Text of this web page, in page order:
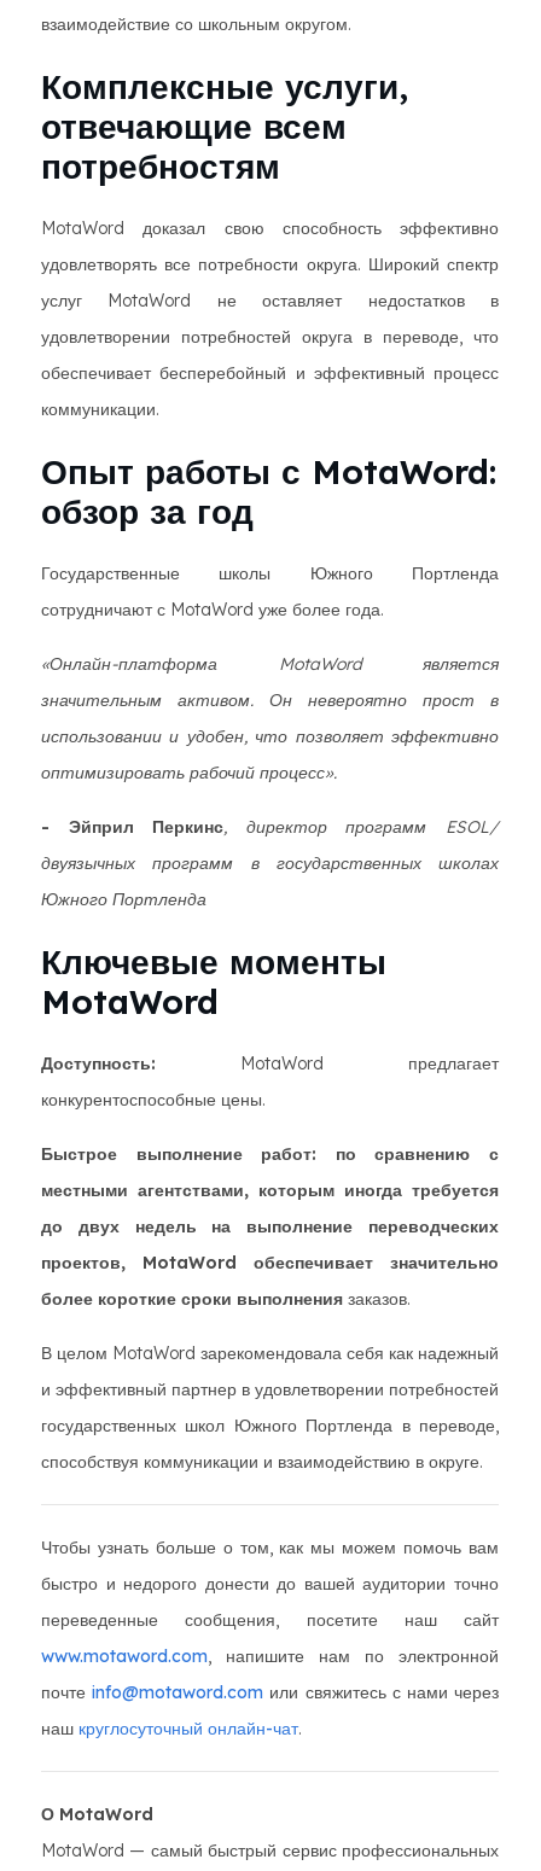
взаимодействие со школьным округом.
Комплексные услуги,
отвечающие всем
потребностям
MotaWord доказал свою способность эффективно
удовлетворять все потребности округа. Широкий спектр
услуг MotaWord не оставляет недостатков в
удовлетворении потребностей округа в переводе, что
обеспечивает бесперебойный и эффективный процесс
коммуникации.
Опыт работы с MotaWord:
обзор за год
Государственные школы Южного Портленда
сотрудничают с MotaWord уже более года.
«Онлайн-платформа MotaWord является
значительным активом. Он невероятно прост в
использовании и удобен, что позволяет эффективно
оптимизировать рабочий процесс».
- Эйприл Перкинс, директор программ ESOL/
двуязычных программ в государственных школах
Южного Портленда
Ключевые моменты
MotaWord
Доступность: MotaWord предлагает
конкурентоспособные цены.
Быстрое выполнение работ: по сравнению с
местными агентствами, которым иногда требуется
до двух недель на выполнение переводческих
проектов, MotaWord обеспечивает значительно
более короткие сроки выполнения заказов.
В целом MotaWord зарекомендовала себя как надежный
и эффективный партнер в удовлетворении потребностей
государственных школ Южного Портленда в переводе,
способствуя коммуникации и взаимодействию в округе.
Чтобы узнать больше о том, как мы можем помочь вам
быстро и недорого донести до вашей аудитории точно
переведенные сообщения, посетите наш сайт
www.motaword.com, напишите нам по электронной
почтеinfo@motaword.com или свяжитесь с нами через
наш круглосуточный онлайн-чат.
О MotaWord
MotaWord — самый быстрый сервис профессиональных